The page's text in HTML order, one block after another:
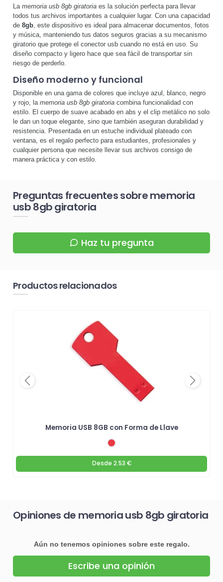
La memoria usb 8gb giratoria es la solución perfecta para llevar
todos tus archivos importantes a cualquier lugar. Con una capacidad
de 8gb, este dispositivo es ideal para almacenar documentos, fotos
y música, manteniendo tus datos seguros gracias a su mecanismo
giratorio que protege el conector usb cuando no está en uso. Su
diseño compacto y ligero hace que sea fácil de transportar sin
riesgo de perderlo.
Diseño moderno y funcional
Disponible en una gama de colores que incluye azul, blanco, negro
y rojo, la memoria usb 8gb giratoria combina funcionalidad con
estilo. El cuerpo de suave acabado en abs y el clip metálico no solo
le dan un toque elegante, sino que también aseguran durabilidad y
resistencia. Presentada en un estuche individual plateado con
ventana, es el regalo perfecto para estudiantes, profesionales y
cualquier persona que necesite llevar sus archivos consigo de
manera práctica y con estilo.
Preguntas frecuentes sobre memoria
usb 8gb giratoria
Haz tu pregunta
Productos relacionados
Memoria USB 8GB con Forma de Llave
Desde 2.53 €
Previous Next
Opiniones de memoria usb 8gb giratoria
Aún no tenemos opiniones sobre este regalo.
Escribe una opinión